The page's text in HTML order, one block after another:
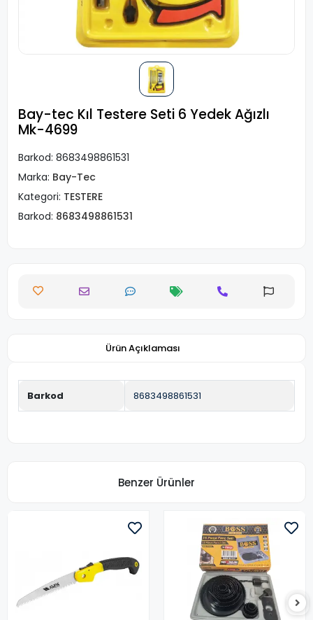
Bay-tec Kıl Testere Seti 6 Yedek Ağızlı
Mk-4699
Barkod: 8683498861531
Marka: Bay-Tec
Kategori: TESTERE
Barkod: 8683498861531
Ürün Açıklaması
Barkod 8683498861531
Benzer Ürünler